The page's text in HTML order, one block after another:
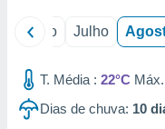
Junho Julho
T. Média : 22°C
Dias de chuva: 10